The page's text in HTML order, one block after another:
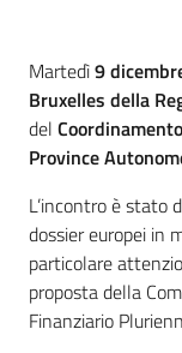
Seguici
su
Martedì9
Bruxelles della
del
Province
L’incontro è stato
dossier europei in
particolare
proposta della
Finanziario